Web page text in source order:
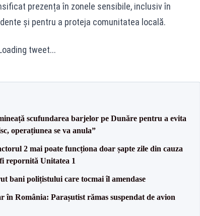
prezența în zonele sensibile, inclusiv în
și pentru a proteja comunitatea locală.
tweet...
scufundarea barjelor pe Dunăre pentru a evita
operațiunea se va anula”
2 mai poate funcționa doar șapte zile din cauza
repornită Unitatea 1
bani polițistului care tocmai îl amendase
România: Parașutist rămas suspendat de avion